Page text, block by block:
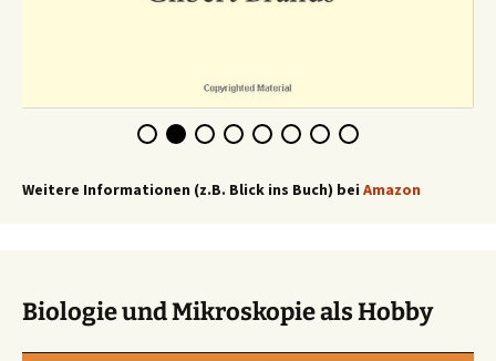
Weitere Informationen (z.B. Blick ins Buch) bei Amazon
Biologie und Mikroskopie als Hobby